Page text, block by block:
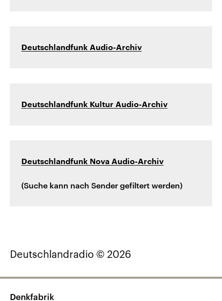
Deutschlandfunk Audio-Archiv
Deutschlandfunk Kultur Audio-Archiv
Deutschlandfunk Nova Audio-Archiv
(Suche kann nach Sender gefiltert werden)
Deutschlandradio © 2026
Denkfabrik